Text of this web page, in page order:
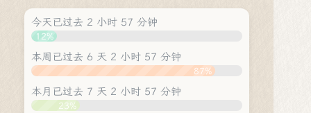
今天已过去 2 小时 57 分钟
12%
本周已过去 6 天 2 小时 57 分钟
87%
本月已过去 7 天 2 小时 57 分钟
23%